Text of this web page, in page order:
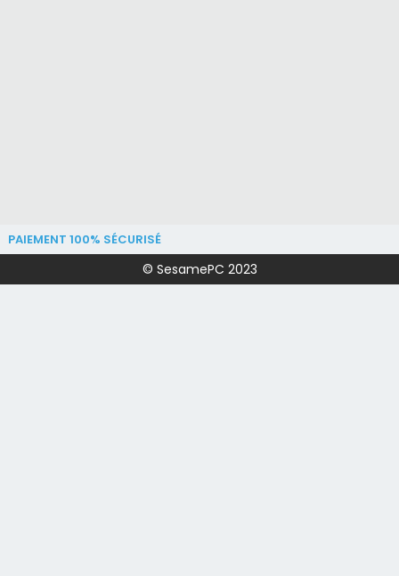
PAIEMENT 100% SÉCURISÉ
© SesamePC 2023